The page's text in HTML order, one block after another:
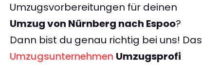
Umzugsvorbereitungen für deinen
Umzug von Nürnberg nach Espoo?
Dann bist du genau richtig bei uns! Das
Umzugsunternehmen Umzugsprofi